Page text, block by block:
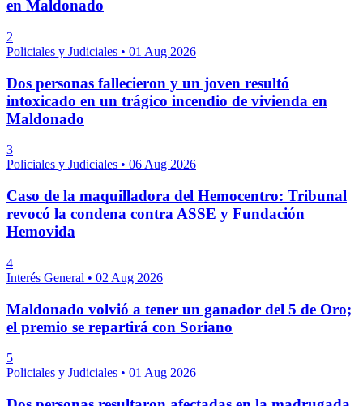
en Maldonado
2
Policiales y Judiciales • 01 Aug 2026
Dos personas fallecieron y un joven resultó
intoxicado en un trágico incendio de vivienda en
Maldonado
3
Policiales y Judiciales • 06 Aug 2026
Caso de la maquilladora del Hemocentro: Tribunal
revocó la condena contra ASSE y Fundación
Hemovida
4
Interés General • 02 Aug 2026
Maldonado volvió a tener un ganador del 5 de Oro;
el premio se repartirá con Soriano
5
Policiales y Judiciales • 01 Aug 2026